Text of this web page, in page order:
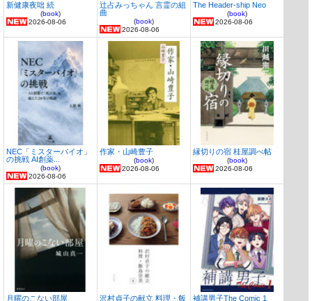
新健康夜咄 続
(book)
2026-08-06
辻占みっちゃん 言霊の組
曲
(book)
2026-08-06
The Header-ship Neo
(book)
2026-08-06
NEC「ミスターバイオ」
の挑戦 AI創薬...
(book)
2026-08-06
作家・山崎豊子
(book)
2026-08-06
縁切りの宿 桂屋調べ帖
(book)
2026-08-06
月曜のこない部屋 沢村貞子の献立 料理・飯 補講男子The Comic 1